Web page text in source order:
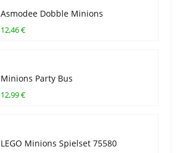
Asmodee Dobble Minions
12,46 €
Minions Party Bus
12,99 €
LEGO Minions Spielset 75580